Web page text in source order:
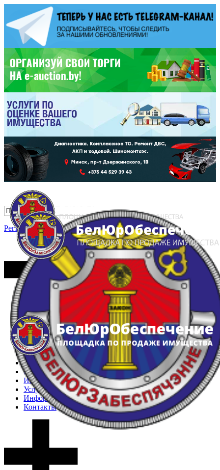
Регистрация Вход
Главная
Арестованное имущество
Реестр несостоявшихся торгов
Реестр переоценок
Частное имущество
Государственное имущество
Интернет-магазин
Интернет-витрина
Услуги
Информация
Контакты